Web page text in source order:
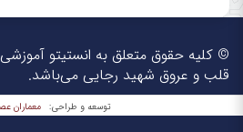
© کلیه حقوق متعلق به انستیتو
قلب و عروق شهید رجایی می‌باشد.
توسعه و طراحی: معماران